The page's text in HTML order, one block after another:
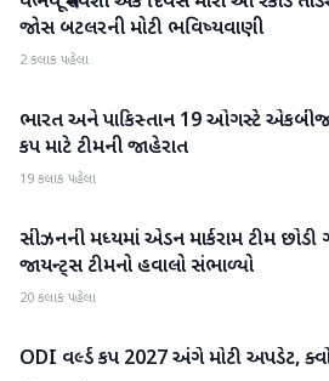
જોસ બટલરની મોટી ભવિષ્યવાણી
2 કલાક પહેલા
રમતગમત
ભારત અને પાકિસ્તાન 19 ઓગસ્ટે એકબીજા
કપ માટે ટીમની જાહેરાત
19 કલાક પહેલા
રમતગમત
સીઝનની મધ્યમાં એડન માર્કરામ ટીમ
જાયન્ટ્સ ટીમનો હવાલો સંભાળ્યો
20 કલાક પહેલા
રમતગમત
ODI વર્લ્ડ કપ 2027 અંગે મોટી અપડેટ,